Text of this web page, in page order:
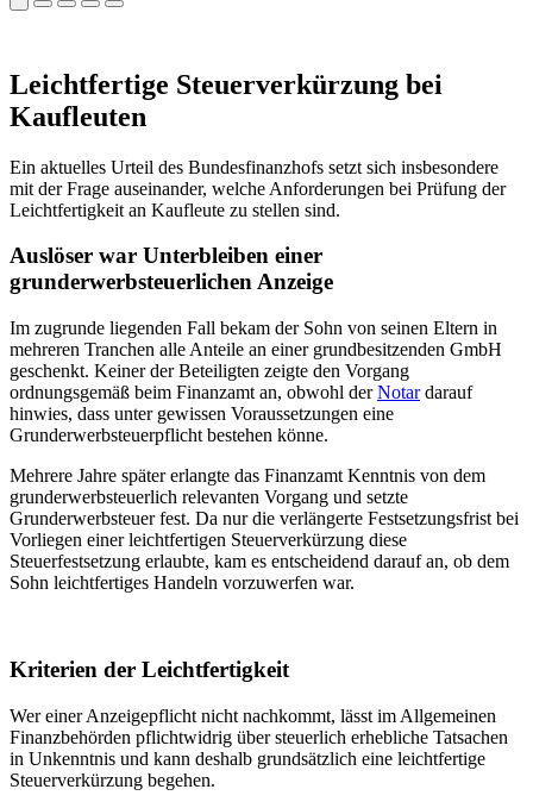
Leichtfertige Steuerverkürzung bei
Kaufleuten
Ein aktuelles Urteil des Bundesfinanzhofs setzt sich insbesondere
mit der Frage auseinander, welche Anforderungen bei Prüfung der
Leichtfertigkeit an Kaufleute zu stellen sind.
Auslöser war Unterbleiben einer
grunderwerbsteuerlichen Anzeige
Im zugrunde liegenden Fall bekam der Sohn von seinen Eltern in
mehreren Tranchen alle Anteile an einer grundbesitzenden GmbH
geschenkt. Keiner der Beteiligten zeigte den Vorgang
ordnungsgemäß beim Finanzamt an, obwohl derNotardarauf
hinwies, dass unter gewissen Voraussetzungen eine
Grunderwerbsteuerpflicht bestehen könne.
Mehrere Jahre später erlangte das Finanzamt Kenntnis von dem
grunderwerbsteuerlich relevanten Vorgang und setzte
Grunderwerbsteuer fest. Da nur die verlängerte Festsetzungsfrist bei
Vorliegen einer leichtfertigen Steuerverkürzung diese
Steuerfestsetzung erlaubte, kam es entscheidend darauf an, ob dem
Sohn leichtfertiges Handeln vorzuwerfen war.
Kriterien der Leichtfertigkeit
Wer einer Anzeigepflicht nicht nachkommt, lässt im Allgemeinen
Finanzbehörden pflichtwidrig über steuerlich erhebliche Tatsachen
in Unkenntnis und kann deshalb grundsätzlich eine leichtfertige
Steuerverkürzung begehen.